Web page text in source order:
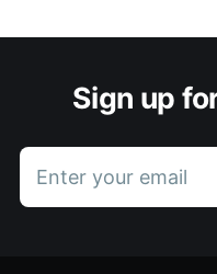
Sign up
Enter your email